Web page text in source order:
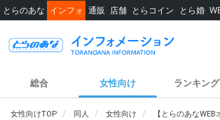
とらのあな インフォ 通販 店舗 とらコイン とら婚
総合 女性向け ランキング
女性向けTOP 同人 女性向け 【とらのあな